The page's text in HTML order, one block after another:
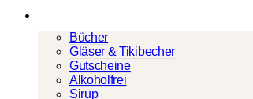
Bücher
Gläser & Tikibecher
Gutscheine
Alkoholfrei
Sirup